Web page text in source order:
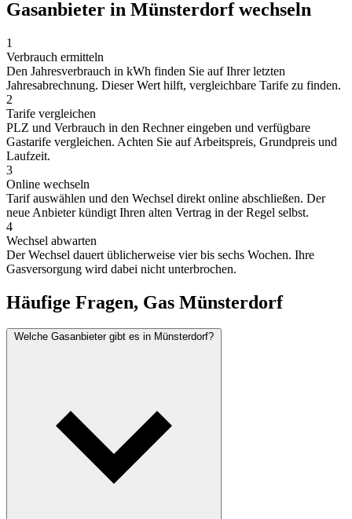
Gasanbieter in Münsterdorf wechseln
1
Verbrauch ermitteln
Den Jahresverbrauch in kWh finden Sie auf Ihrer letzten
Jahresabrechnung. Dieser Wert hilft, vergleichbare Tarife zu finden.
2
Tarife vergleichen
PLZ und Verbrauch in den Rechner eingeben und verfügbare
Gastarife vergleichen. Achten Sie auf Arbeitspreis, Grundpreis und
Laufzeit.
3
Online wechseln
Tarif auswählen und den Wechsel direkt online abschließen. Der
neue Anbieter kündigt Ihren alten Vertrag in der Regel selbst.
4
Wechsel abwarten
Der Wechsel dauert üblicherweise vier bis sechs Wochen. Ihre
Gasversorgung wird dabei nicht unterbrochen.
Häufige Fragen, Gas Münsterdorf
Welche Gasanbieter gibt es in Münsterdorf?